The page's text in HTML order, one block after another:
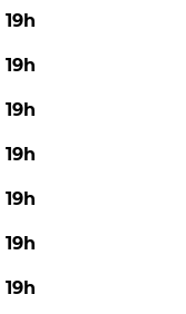
19h
19h
19h
19h
19h
19h
19h